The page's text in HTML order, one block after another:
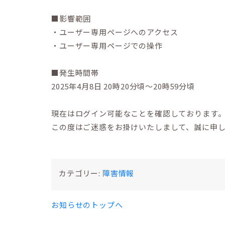
■影響範囲
・ユーザー専用ページへのアクセス
・ユーザー専用ページでの操作
■発生時間帯
2025年4月8日 20時20分頃〜20時59分頃
現在はログイン可能なことを確認しております。
この度はご迷惑をお掛けいたしまして、誠に申
カテゴリー: 障害情報
お知らせのトップへ